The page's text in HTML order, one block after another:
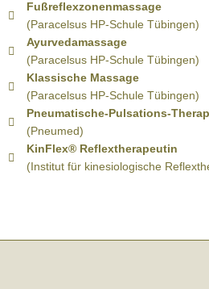
Fußreflexzonenmassage
(Paracelsus HP-Schule Tübingen)
Ayurvedamassage
(Paracelsus HP-Schule Tübingen)
Klassische Massage
(Paracelsus HP-Schule Tübingen)
Pneumatische-Pulsations-
(Pneumed)
KinFlex® Reflextherapeutin
(Institut für kinesiologische